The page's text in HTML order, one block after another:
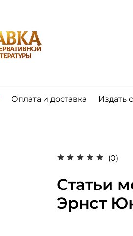
Оплата и доставка Издать
(0)
Статьи
Эрнст